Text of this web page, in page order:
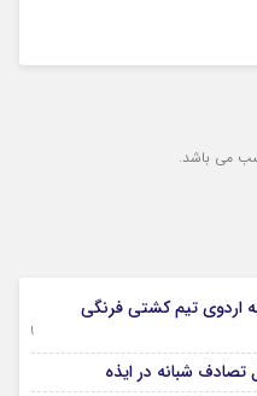
می باشد.
دعوت 8 ایذه ای به اردوی تیم کشتی فرنگی
09 جولای 2026